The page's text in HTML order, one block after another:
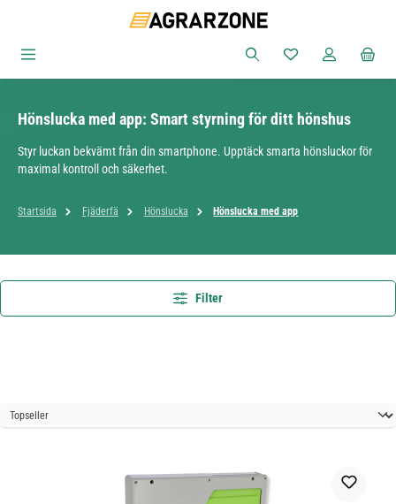
Du har 0 objekt i
Hönslucka med app: Smart styrning för ditt hönshus
Styr luckan bekvämt från din smartphone. Upptäck smarta hönsluckor för
maximal kontroll och säkerhet.
Startsida Fjäderfä Hönslucka Hönslucka med app
Filter